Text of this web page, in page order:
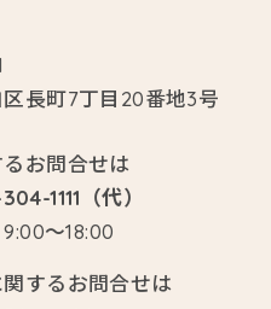
長町7丁目20番地3号
お問合せは
1111（代）
～18:00
するお問合せは